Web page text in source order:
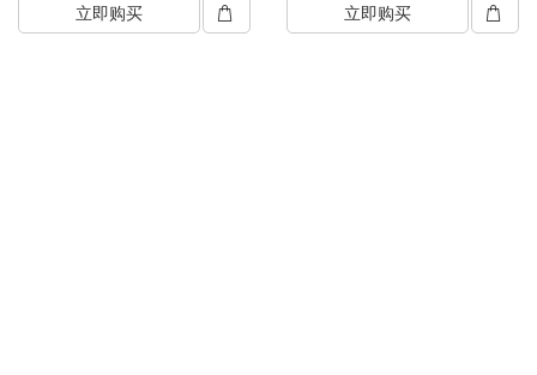
立即购买 立即购买